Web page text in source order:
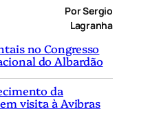
Por Sergio
Lagranha
no Congresso
do Albardão
da
visita à Avibras